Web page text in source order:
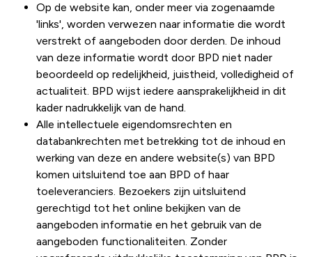
Op de website kan, onder meer via zogenaamde
'links', worden verwezen naar informatie die wordt
verstrekt of aangeboden door derden. De inhoud
van deze informatie wordt door BPD niet nader
beoordeeld op redelijkheid, juistheid, volledigheid of
actualiteit. BPD wijst iedere aansprakelijkheid in dit
kader nadrukkelijk van de hand.
Alle intellectuele eigendomsrechten en
databankrechten met betrekking tot de inhoud en
werking van deze en andere website(s) van BPD
komen uitsluitend toe aan BPD of haar
toeleveranciers. Bezoekers zijn uitsluitend
gerechtigd tot het online bekijken van de
aangeboden informatie en het gebruik van de
aangeboden functionaliteiten. Zonder